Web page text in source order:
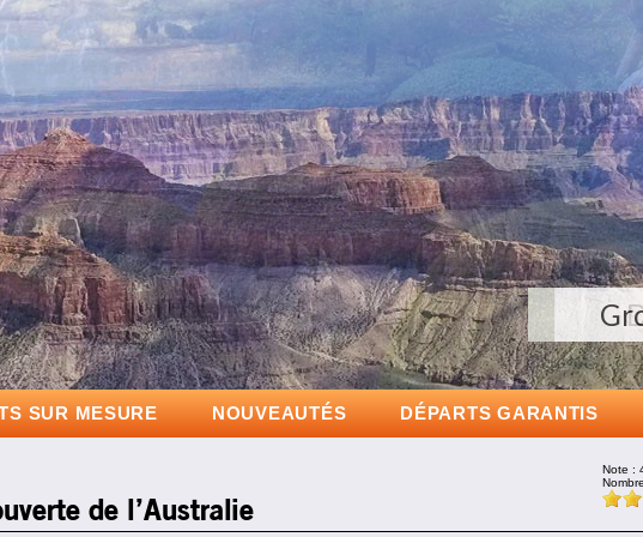
SUR MESURE NOUVEAUTÉS DÉPARTS GARANTIS
de l’Australie
Note :